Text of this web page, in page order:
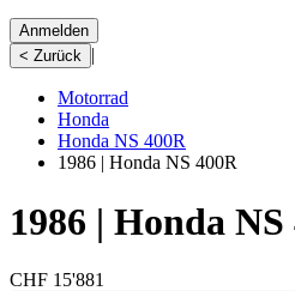
Anmelden
< Zurück |
Motorrad
Honda
Honda NS 400R
1986 | Honda NS 400R
1986 | Honda NS
CHF 15'881